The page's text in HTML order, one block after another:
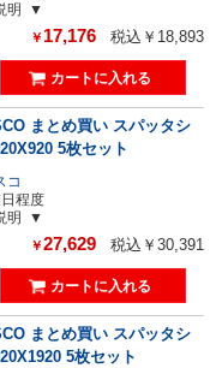
明
￥ 17,176 税込￥18,893
まとめ買い スパッタシ
5枚セット
コ
程度
明
￥27,629 税込￥30,391
まとめ買い スパッタシ
5枚セット